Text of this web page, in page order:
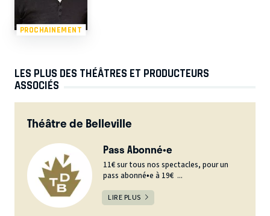
PROCHAINEMENT
LES PLUS DES THÉÂTRES ET PRODUCTEURS
ASSOCIÉS
Théâtre de Belleville
Pass Abonné•e
11€ sur tous nos spectacles, pour un
pass abonné•e à 19€ ...
LIRE PLUS